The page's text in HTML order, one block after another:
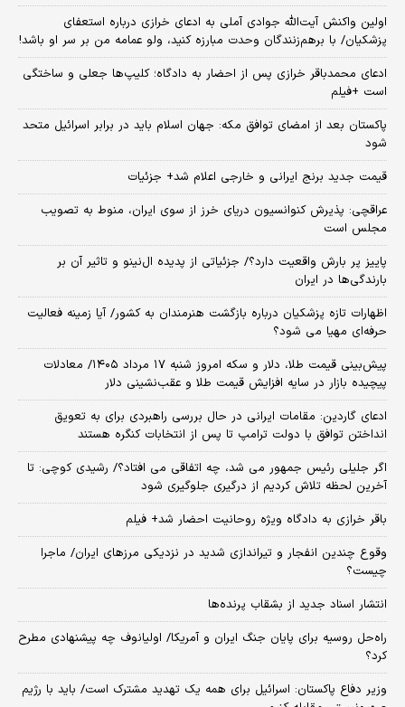
اولین واکنش آیت‌الله جوادی آملی به ادعای خرازی درباره استعفای
پزشکیان/ با برهم‌زنندگان وحدت مبارزه کنید، ولو عمامه من بر سر او باشد!
ادعای محمدباقر خرازی پس از احضار به دادگاه؛ کلیپ‌ها جعلی و ساختگی
است +فیلم
پاکستان بعد از امضای توافق مکه: جهان اسلام باید در برابر اسرائیل متحد
شود
قیمت جدید برنج ایرانی و خارجی اعلام شد+ جزئیات
عراقچی: پذیرش کنوانسیون دریای خرز از سوی ایران، منوط به تصویب
مجلس است
پاییز پر بارش واقعیت دارد؟/ جزئیاتی از پدیده ال‌نینو و تاثیر آن بر
بارندگی‌ها در ایران
اظهارات تازه پزشکیان درباره بازگشت هنرمندان به کشور/ آیا زمینه فعالیت
حرفه‌ای مهیا می شود؟
پیش‌بینی قیمت طلا، دلار و سکه امروز شنبه ۱۷ مرداد ۱۴۰۵/ معادلات
پیچیده بازار در سایه افزایش قیمت طلا و عقب‌نشینی دلار
ادعای گاردین: مقامات ایرانی در حال بررسی راهبردی برای به تعویق
انداختن توافق با دولت ترامپ تا پس از انتخابات کنگره هستند
اگر جلیلی رئیس جمهور می شد، چه اتفاقی می افتاد؟/ رشیدی کوچی: تا
آخرین لحظه تلاش کردیم از درگیری جلوگیری شود
باقر خرازی به دادگاه ویژه روحانیت احضار شد+ فیلم
وقوع چندین انفجار و تیراندازی شدید در نزدیکی مرز‌های ایران/ ماجرا
چیست؟
انتشار اسناد جدید از بشقاب پرنده‌ها
راه‌حل روسیه برای پایان جنگ ایران و آمریکا/ اولیانوف چه پیشنهادی مطرح
کرد؟
وزیر دفاع پاکستان: اسرائیل برای همه یک تهدید مشترک است/ باید با رژیم